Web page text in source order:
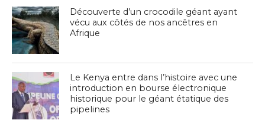
Découverte d’un crocodile géant ayant
vécu aux côtés de nos ancêtres en
Afrique
Le Kenya entre dans l’histoire avec une
introduction en bourse électronique
historique pour le géant étatique des
pipelines